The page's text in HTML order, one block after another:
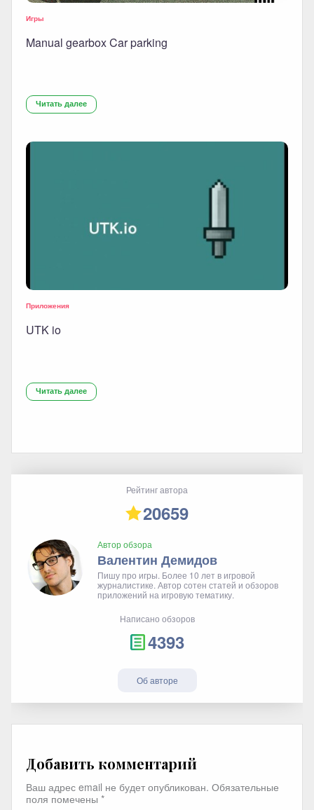
Игры
Manual gearbox Car parking
Читать далее
Приложения
UTK io
Читать далее
Рейтинг автора
20659
Автор обзора
Валентин Демидов
Пишу про игры. Более 10 лет в игровой
журналистике. Автор сотен статей и обзоров
приложений на игровую тематику.
Написано обзоров
4393
Об авторе
Добавить комментарий
Ваш адрес email не будет опубликован. Обязательные
поля помечены *